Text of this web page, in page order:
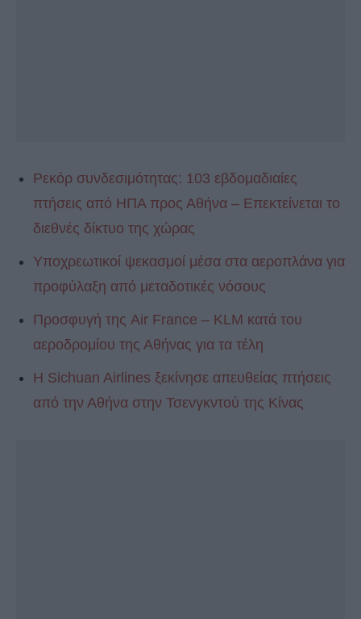
Ρεκόρ συνδεσιμότητας: 103 εβδομαδιαίες
πτήσεις από ΗΠΑ προς Αθήνα – Επεκτείνεται το
διεθνές δίκτυο της χώρας
Υποχρεωτικοί ψεκασμοί μέσα στα αεροπλάνα για
προφύλαξη από μεταδοτικές νόσους
Προσφυγή της Air France – KLM κατά του
αεροδρομίου της Αθήνας για τα τέλη
Η Sichuan Airlines ξεκίνησε απευθείας πτήσεις
από την Αθήνα στην Τσενγκντού της Κίνας